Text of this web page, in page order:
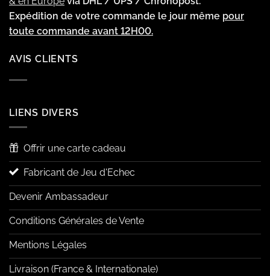
Expédition de votre commande le jour même pour
toute commande avant 12H00.
AVIS CLIENTS
LIENS DIVERS
Offrir une carte cadeau
Fabricant de Jeu d'Echec
Devenir Ambassadeur
Conditions Générales de Vente
Mentions Légales
Livraison (France & Internationale)